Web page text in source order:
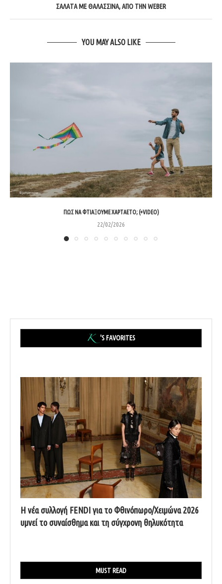
ΣΑΛΆΤΑ ΜΕ ΘΑΛΑΣΣΙΝΆ, ΑΠΌ ΤΗΝ WEBER
YOU MAY ALSO LIKE
ΠΏΣ ΝΑ ΦΤΙΆΞΟΥΜΕ ΧΑΡΤΑΕΤΌ; (+VIDEO)
22/02/2026
'S FAVORITES
Η νέα συλλογή FENDI για το Φθινόπωρο/Χειμώνα 2026
υμνεί το συναίσθημα και τη σύγχρονη θηλυκότητα
MUST READ